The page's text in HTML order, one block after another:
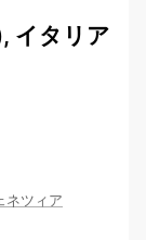
イタリア
ネツィア